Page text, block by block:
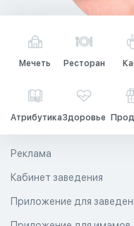
Мечеть Ресторан
АтрибутикаЗдоровье
Реклама
Кабинет заведения
Приложение для